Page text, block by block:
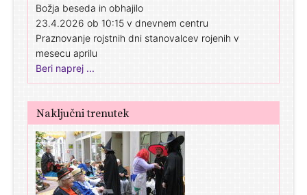
Božja beseda in obhajilo
23.4.2026 ob 10:15 v dnevnem centru
Praznovanje rojstnih dni stanovalcev rojenih v
mesecu aprilu
Beri naprej ...
Naključni trenutek